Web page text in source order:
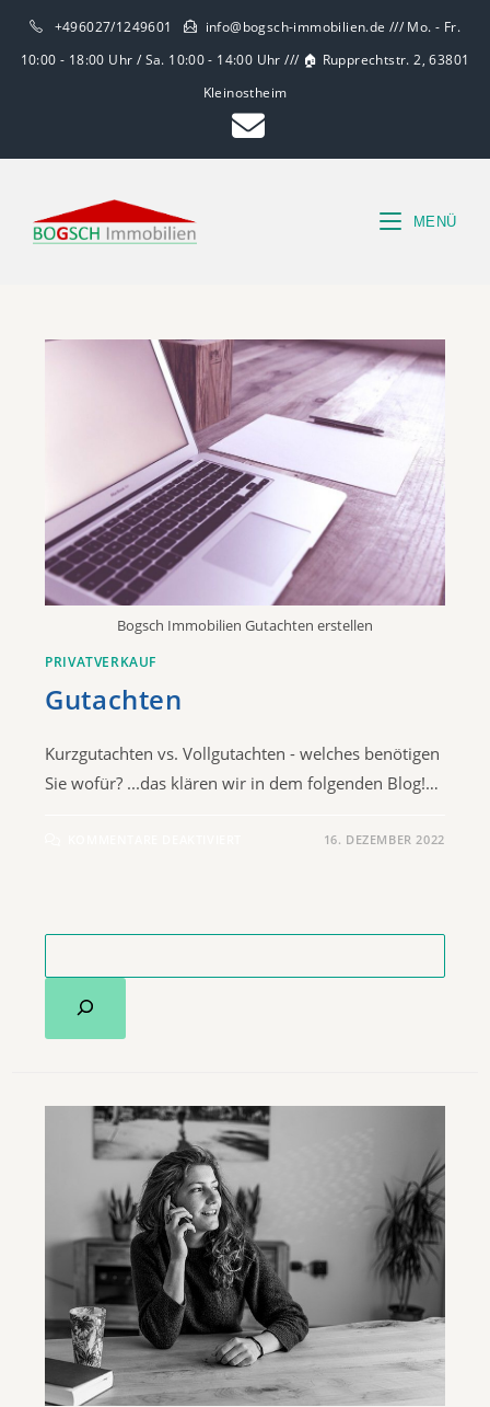
+496027/1249601
info@bogsch-immobilien.de /// Mo. - Fr.
10:00 - 18:00 Uhr / Sa. 10:00 - 14:00 Uhr /// 🏠 Rupprechtstr. 2, 63801
Kleinostheim
MENÜ
Bogsch Immobilien Gutachten erstellen
PRIVATVERKAUF
Gutachten
Kurzgutachten vs. Vollgutachten - welches benötigen
Sie wofür? ...das klären wir in dem folgenden Blog!…
16. DEZEMBER 2022